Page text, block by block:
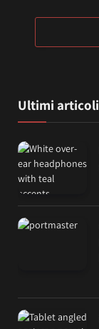
Ultimi articoli